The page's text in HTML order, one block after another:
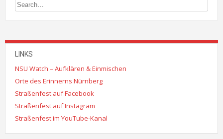
LINKS
NSU Watch – Aufklären & Einmischen
Orte des Erinnerns Nürnberg
Straßenfest auf Facebook
Straßenfest auf Instagram
Straßenfest im YouTube-Kanal